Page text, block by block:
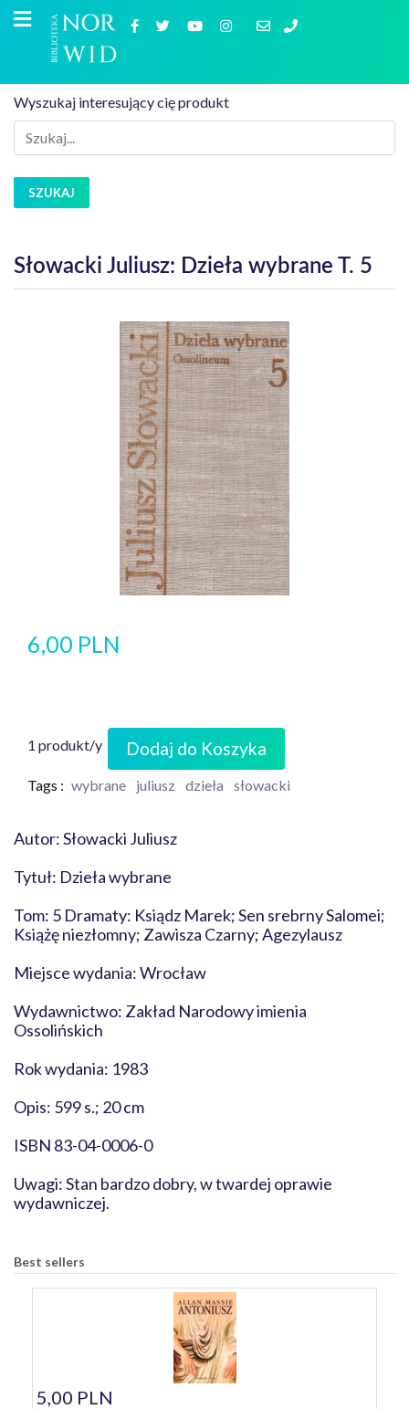
Wyszukaj interesujący cię produkt
SZUKAJ
Słowacki Juliusz: Dzieła wybrane T. 5
6,00 PLN
1 produkt/y Dodaj do Koszyka
Tags : wybrane juliusz dzieła słowacki
Autor: Słowacki Juliusz
Tytuł: Dzieła wybrane
Tom: 5 Dramaty: Ksiądz Marek; Sen srebrny Salomei;
Książę niezłomny; Zawisza Czarny; Agezylausz
Miejsce wydania: Wrocław
Wydawnictwo: Zakład Narodowy imienia
Ossolińskich
Rok wydania: 1983
Opis: 599 s.; 20 cm
ISBN 83-04-0006-0
Uwagi: Stan bardzo dobry, w twardej oprawie
wydawniczej.
Best sellers
5,00 PLN